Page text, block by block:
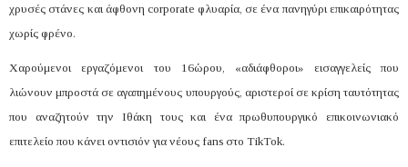
χρυσές στάνες και άφθονη corporate φλυαρία, σε ένα πανηγύρι επικαιρότητας
χωρίς φρένο.
Χαρούμενοι εργαζόμενοι του 16ώρου, «αδιάφθοροι» εισαγγελείς που
λιώνουν μπροστά σε αγαπημένους υπουργούς, αριστεροί σε κρίση ταυτότητας
που αναζητούν την Ιθάκη τους και ένα πρωθυπουργικό επικοινωνιακό
επιτελείο που κάνει οντισιόν για νέους fans στο TikTok.